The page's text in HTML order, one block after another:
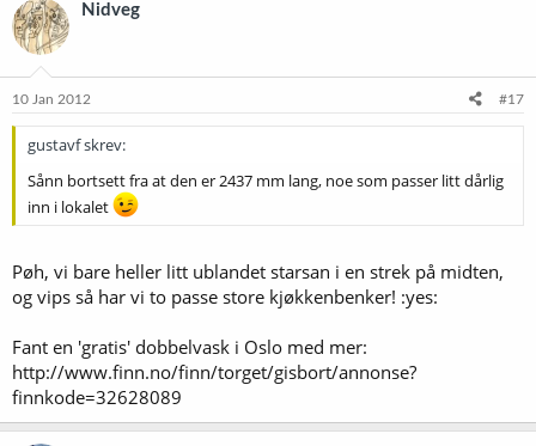
Nidveg
10 Jan 2012 #17
gustavf skrev:
Sånn bortsett fra at den er 2437 mm lang, noe som passer litt dårlig
inn i lokalet
Pøh, vi bare heller litt ublandet starsan i en strek på midten,
og vips så har vi to passe store kjøkkenbenker! :yes:
Fant en 'gratis' dobbelvask i Oslo med mer:
http://www.finn.no/finn/torget/gisbort/annonse?
finnkode=32628089